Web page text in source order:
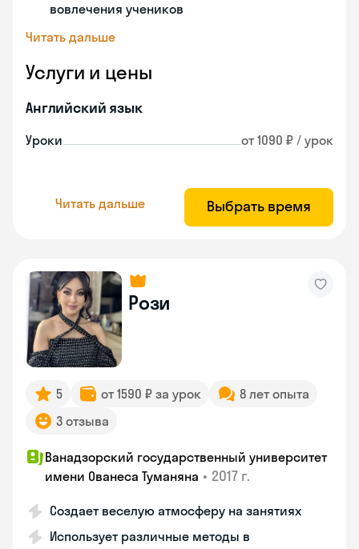
вовлечения учеников
Читать дальше
Услуги и цены
Английский язык
Уроки от 1090 ₽ / урок
Читать дальше Выбрать время
Рози
5 от 1590 ₽ за урок
8 лет опыта
3 отзыва
Ванадзорский государственный университет
имени Ованеса Туманяна • 2017 г.
Создает веселую атмосферу на занятиях
Использует различные методы в